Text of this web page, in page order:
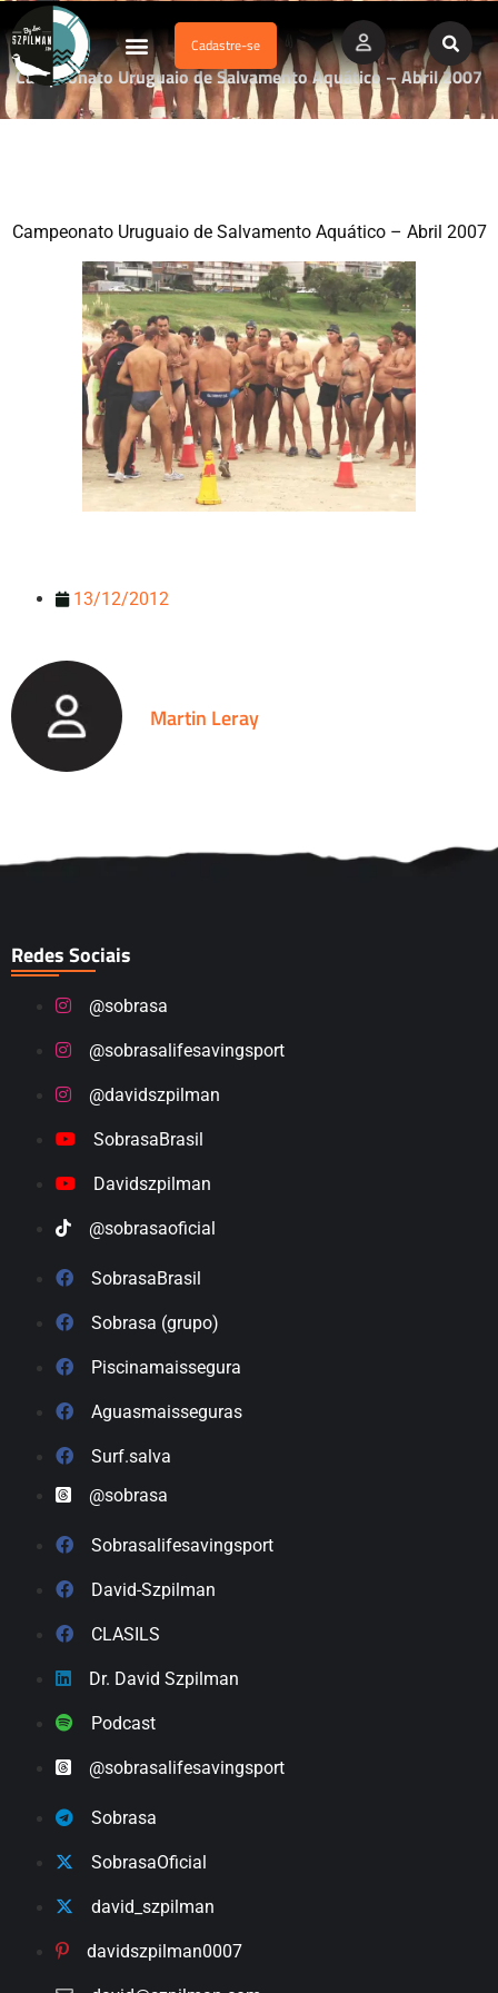
Cadastre-se
Campeonato Uruguaio de Salvamento Aquático – Abril 2007
Campeonato Uruguaio de Salvamento Aquático – Abril 2007
13/12/2012
Martin Leray
Redes Sociais
@sobrasa
@sobrasalifesavingsport
@davidszpilman
SobrasaBrasil
Davidszpilman
@sobrasaoficial
SobrasaBrasil
Sobrasa (grupo)
Piscinamaissegura
Aguasmaisseguras
Surf.salva
@sobrasa
Sobrasalifesavingsport
David-Szpilman
CLASILS
Dr. David Szpilman
Podcast
@sobrasalifesavingsport
Sobrasa
SobrasaOficial
david_szpilman
davidszpilman0007